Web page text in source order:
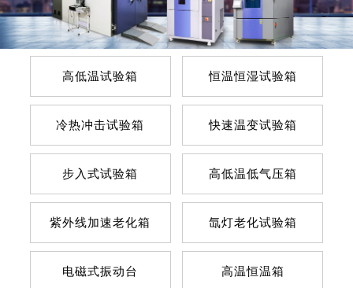
高低温试验箱 恒温恒湿试验箱
冷热冲击试验箱 快速温变试验箱
步入式试验箱 高低温低气压箱
紫外线加速老化箱 氙灯老化试验箱
电磁式振动台 高温恒温箱